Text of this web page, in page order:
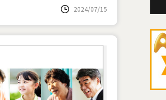
2024/07/15